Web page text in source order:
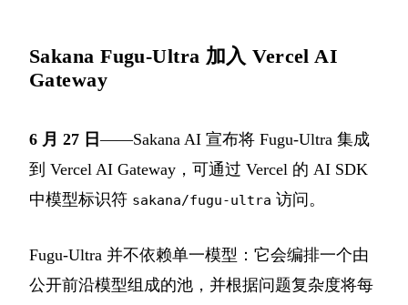
Sakana Fugu-Ultra 加入 Vercel AI
Gateway
6 月 27 日——Sakana AI 宣布将 Fugu-Ultra 集成
到 Vercel AI Gateway，可通过 Vercel 的 AI SDK
中模型标识符 sakana/fugu-ultra 访问。
Fugu-Ultra 并不依赖单一模型：它会编排一个由
公开前沿模型组成的池，并根据问题复杂度将每